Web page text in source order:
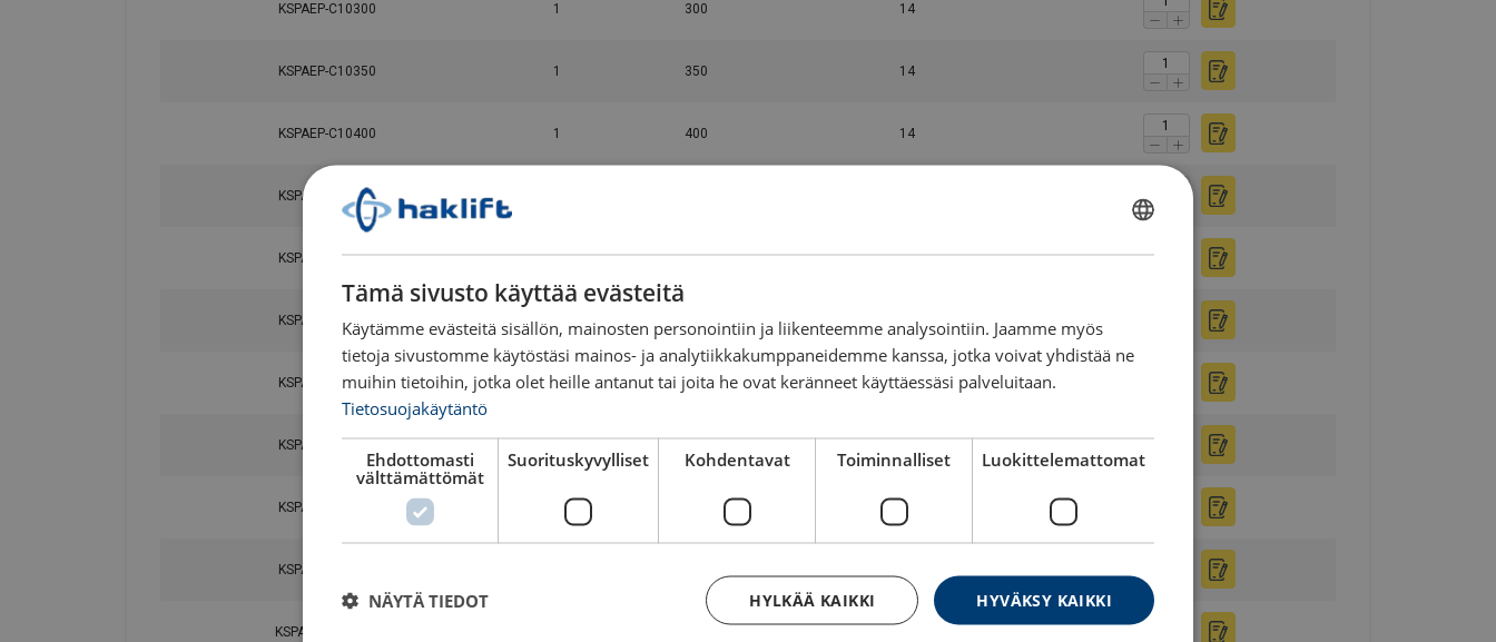
KSPAEP-C10300 1 300 14
KSPAEP-C10350 1 350 14
KSPAEP-C10400 1 400 14
KSPAEP-C10450
KSPAEP-C10500 1 500 14
KSPAEP-C10550
KSPAEP-C10600 1 600 14
KSPAEP-C10700
KSPAEP-C10800 14
KSPAEP-C10900
KSPAEP-C101000
Materiaali:
Tämä sivusto käyttää evästeitä
Käytämme evästeitä sisällön, mainosten personointiin ja liikenteemme analysointiin. Jaamme myös
tietoja sivustomme käytöstäsi mainos- ja analytiikkakumppaneidemme kanssa, jotka voivat yhdistää ne
muihin tietoihin, jotka olet heille antanut tai joita he ovat keränneet käyttäessäsi palveluitaan.
Tietosuojakäytäntö
Ehdottomasti
välttämättömät
Suorituskyvylliset Kohdentavat Toiminnalliset Luokittelemattomat
HYVÄKSY KAIKKI
HYLKÄÄ KAIKKI
NÄYTÄ TIEDOT